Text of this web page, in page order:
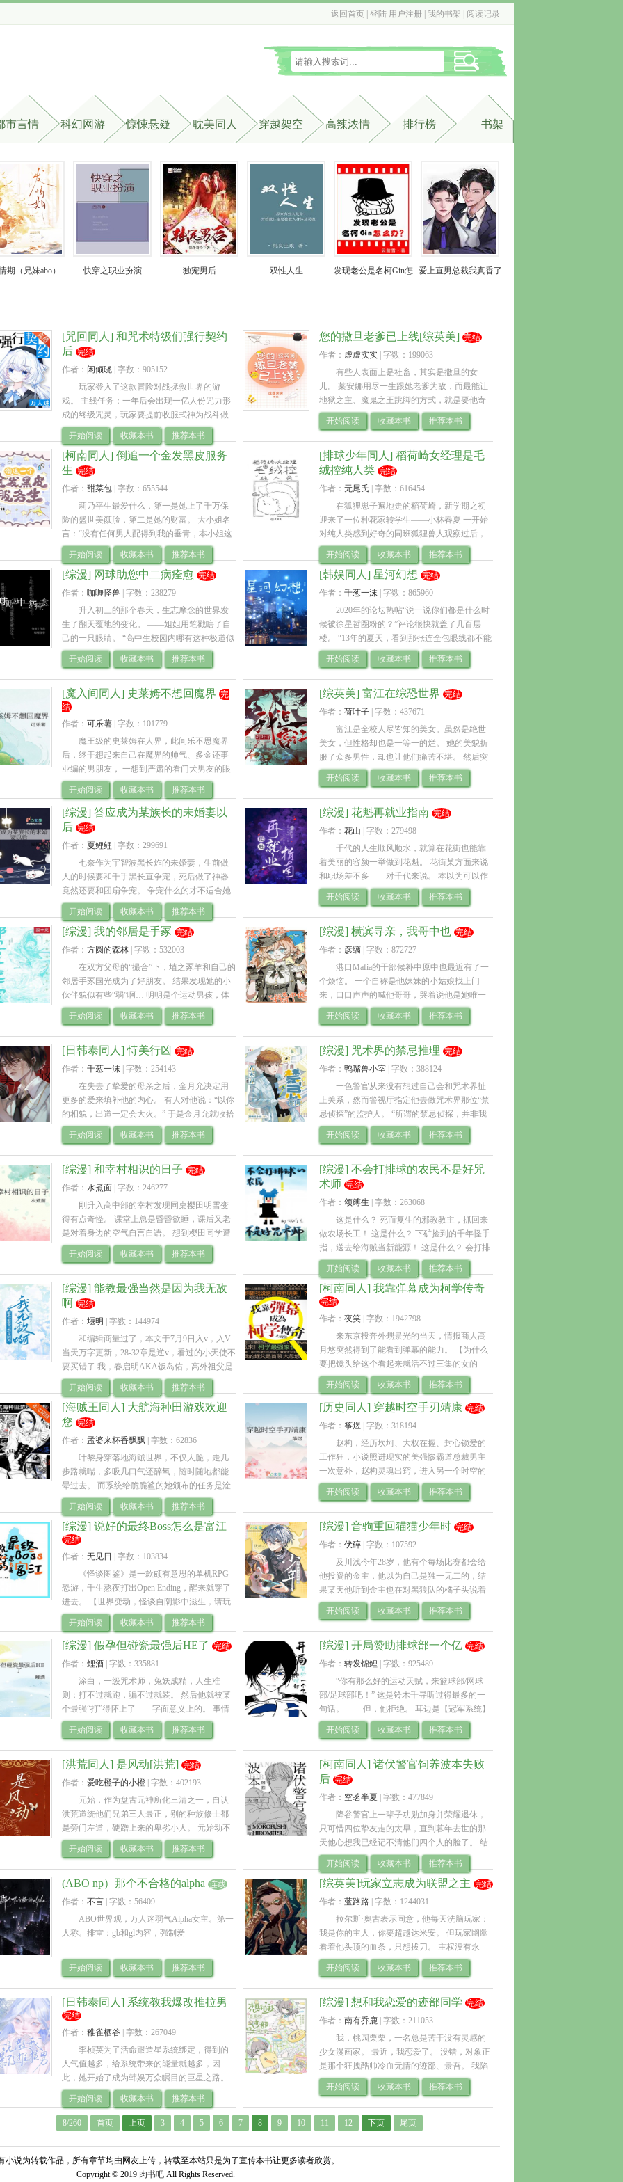
返回首页 登陆 用户注册 我的书架 阅读记录
市言情 科幻网游 惊悚悬疑 耽美同人 穿越架空 高辣浓情 排行榜 书架
期（兄妹abo） 快穿之职业扮演 独宠男后 双性人生 发现老公是名柯Gin怎 爱上直男总裁我真香了
[咒回同人] 和咒术特级们强行契约
后 完结
作者： 闲倾晓 字数：905152
玩家登入了这款冒险对战拯救世界的游
戏。 主线任务：一年后会出现一亿人份咒力形
成的终级咒灵，玩家要提前收服式神为战斗做
准备！ 当前任务：和盘星教主一起打败乙骨收
服诅咒女王！ 玩家：新手任务？应该很容易..
开始阅读 收藏本书 推荐本书
您的撒旦老爹已上线[综英美] 完结
作者： 虚虚实实 字数：199063
有些人表面上是社畜，其实是撒旦的女
儿。 莱安娜用尽一生跟她老爹为敌，而最能让
地狱之主、魔鬼之王跳脚的方式，就是要他寄
予殷切希望的恶魔女儿做个平凡无奇的普通
人。 在韦恩企业日常朝九晚五、诅咒不涨工资
黑..
开始阅读 收藏本书 推荐本书
[柯南同人] 倒追一个金发黑皮服务
生 完结
作者： 甜菜包 字数：655544
莉乃平生最爱什么，第一是她上了千万保
险的盛世美颜脸，第二是她的财富。 大小姐名
言：“没有任何男人配得到我的垂青，本小姐这
辈子都不需要男人，比我更好看更有钱的除
外。” 从天而降的金发黑皮小团子抱..
开始阅读 收藏本书 推荐本书
[排球少年同人] 稻荷崎女经理是毛
绒控纯人类 完结
作者： 无尾氏
字数：616454
在狐狸崽子遍地走的稻荷崎，新学期之初
迎来了一位种花家转学生——小林春夏 一开始
对纯人类感到好奇的同班狐狸兽人观察过后，
发现女生不仅社恐话少还不爱社交 什么嘛，原
来只是个无趣的人 等等不对，..
开始阅读 收藏本书 推荐本书
[综漫] 网球助您中二病痊愈 完结
作者： 咖喱怪兽 字数：238279
升入初三的那个春天，生志摩念的世界发
生了翻天覆地的变化。 ——姐姐用笔戳瞎了自
己的一只眼睛。 “高中生校园内哪有这种极道似
的赌博。” ——rap battle代替枪支成为新时代的
武器。 “这是对于言语即子弹..
开始阅读 收藏本书 推荐本书
[韩娱同人] 星河幻想 完结
作者： 千葱一沫 字数：865960
2020年的论坛热帖“说一说你们都是什么时
候被徐星哲圈粉的？”评论很快就盖了几百层
楼。 “13年的夏天，看到那张连全包眼线都不能
掩盖他清纯美貌的脸的时候。” “我是14年他掉
马事件发生之后，从来没想过自己的..
开始阅读 收藏本书 推荐本书
[魔入间同人] 史莱姆不想回魔界 完
结
作者： 可乐薯 字数：101779
魔王级的史莱姆在人界，此间乐不思魔界
后，终于想起来自己在魔界的帅气、多金还事
业编的男朋友， 一想到严肃的看门犬男友的眼
里容不得沙子，她就没有勇气去求原谅，于是
心虚地决定干脆回魔界去分手。 回魔界..
开始阅读 收藏本书 推荐本书
[综英美] 富江在综恐世界 完结
作者： 荷叶子 字数：437671
富江是全校人尽皆知的美女。虽然是绝世
美女，但性格却也是一等一的烂。 她的美貌折
服了众多男性，却也让他们痛苦不堪。 然后突
然有一天———— “听说了吗！那个富江好像从
楼梯上摔下去撞到头失忆了！”
——————————..
开始阅读 收藏本书 推荐本书
[综漫] 答应成为某族长的未婚妻以
后 完结
作者： 夏鲤鲤
字数：299691
七奈作为宇智波黑长炸的未婚妻，生前做
人的时候要和千手黑长直争宠，死后做了神器
竟然还要和团扇争宠。 争宠什么的才不适合她
呢！有本事来战场和她过两招！ cp团扇族长。 -
--- ---- ---- 预收《身为..
开始阅读 收藏本书 推荐本书
[综漫] 花魁再就业指南 完结
作者： 花山
字数：279498
千代的人生顺风顺水，就算在花街也能靠
着美丽的容颜一举做到花魁。 花街某方面来说
和职场差不多——对千代来说。 本以为可以作
为花魁攒够钱财，找到合适时机顺利退休，但
千代没想到…… 来了个同行恶意竞争！！！ ..
开始阅读 收藏本书 推荐本书
[综漫] 我的邻居是手冢 完结
作者： 方圆的森林 字数：532003
在双方父母的“撮合”下，埴之冢羊和自己的
邻居手冢国光成为了好朋友。 结果发现她的小
伙伴貌似有些“弱”啊… 明明是个运动男孩，体
能却跟不上她？更不能忍的是健康安全意识完
全不合格！常常不把自己的手臂当回..
开始阅读 收藏本书 推荐本书
[综漫] 横滨寻亲，我哥中也 完结
作者： 彦缡 字数：872727
港口Mafia的干部候补中原中也最近有了一
个烦恼。 一个自称是他妹妹的小姑娘找上门
来，口口声声的喊他哥哥，哭着说他是她唯一
的亲人。 中原中也看着对方和自己如出一辙的
眉眼，实在没有办法昧着良心说小姑娘找错..
开始阅读 收藏本书 推荐本书
[日韩泰同人] 恃美行凶 完结
作者： 千葱一沫 字数：254143
在失去了挚爱的母亲之后，金月允决定用
更多的爱来填补他的内心。 有人对他说：“以你
的相貌，出道一定会大火。” 于是金月允就收拾
行李，跟随那人来到了陌生的国度。 他很清楚
自己这张脸的杀伤力，也喜欢一脸..
开始阅读 收藏本书 推荐本书
[综漫] 咒术界的禁忌推理 完结
作者： 鸭嘴兽小室 字数：388124
一色警官从来没有想过自己会和咒术界扯
上关系，然而警视厅指定他去做咒术界那位“禁
忌侦探”的监护人。 “所谓的禁忌侦探，并非我
的存在是一个禁忌，而是我的侦探行为是禁
忌。”鸭乃桥说道，“如果我破获了杀人案件，..
开始阅读 收藏本书 推荐本书
[综漫] 和幸村相识的日子 完结
作者： 水煮面 字数：246277
刚升入高中部的幸村发现同桌樱田明雪变
得有点奇怪。 课堂上总是昏昏欲睡，课后又老
是对着身边的空气自言自语。 想到樱田同学遭
遇的不幸，幸村觉得他应该伸出援助之手，“樱
田同学快醒醒，老师正在看你，等会..
开始阅读 收藏本书 推荐本书
[综漫] 不会打排球的农民不是好咒
术师 完结
作者： 颂缚生
字数：263068
这是什么？ 死而复生的邪教教主，抓回来
做农场长工！ 这是什么？ 下矿捡到的千年怪手
指，送去给海贼当新能源！ 这是什么？ 会打排
球的狐狸，全都rua一遍！ 这是什么？ 两个打玄
幻网球的初中生，偷学..
开始阅读 收藏本书 推荐本书
[综漫] 能教最强当然是因为我无敌
啊 完结
作者： 堰明
字数：144974
和编辑商量过了，本文于7月9日入v，入V
当天万字更新，28-32章是逆v，看过的小天使不
要买错了 我，春启明AKA饭岛佑，高外祖父是
饭岛蜗牛（真名饭岛伶），写妖怪小说的阴阳
先生，外祖父是饭岛律，没什么好说的，只..
开始阅读 收藏本书 推荐本书
[柯南同人] 我靠弹幕成为柯学传奇
完结
作者： 夜笑 字数：1942798
来东京投奔外甥景光的当天，情报商人高
月悠突然得到了能看到弹幕的能力。 【为什么
要把镜头给这个看起来就活不过三集的女的
啊，我要看老公们的对战！】 ？ 就算是我的幻
觉，你也不能侮辱我活不过三集！ ..
开始阅读 收藏本书 推荐本书
[海贼王同人] 大航海种田游戏欢迎
您 完结
作者： 孟婆来杯香飘飘 字数：62836
叶黎身穿落地海贼世界，不仅人脆，走几
步路就喘，多吸几口气还醉氧，随时随地都能
晕过去。 而系统给脆脆鲨的她颁布的任务是淦
翻天龙人，解放世界。 叶黎：6. 再一次被路过
的海贼团扰攘着要发卖她当奴隶后..
开始阅读 收藏本书 推荐本书
[历史同人] 穿越时空手刃靖康 完结
作者： 筝煜
字数：318194
赵构，经历坎坷、大权在握、封心锁爱的
工作狂，小说照进现实的美强惨霸道总裁男主
一次意外，赵构灵魂出窍，进入另一个时空的
北宋 见到和他同名同姓被他深恶痛绝、刚刚从
金军大营回来的如今的康王、未来的宋高宗..
开始阅读 收藏本书 推荐本书
[综漫] 说好的最终Boss怎么是富江
完结
作者： 无见日
字数：103834
《怪谈图鉴》是一款颇有意思的单机RPG
恐游，千生熬夜打出Open Ending，醒来就穿了
进去。 【世界变动，怪谈自阴影中滋生，请玩
家努力通关，回收怪谈。】 千生：……？ 我，
通关超现实全息恐游？ ——没问题！看我..
开始阅读 收藏本书 推荐本书
[综漫] 音驹重回猫猫少年时 完结
作者： 伏碎 字数：107592
及川浅今年28岁，他有个每场比赛都会给
他投资的金主，他以为自己是独一无二的，结
果某天他听到金主也在对黑狼队的橘子头说着
同样的话。 “翔阳，如果哪一天你的比赛不精彩
了，我就撤资。” 从那天起，及川浅就..
开始阅读 收藏本书 推荐本书
[综漫] 假孕但碰瓷最强后HE了 完结
作者： 鲤酒 字数：335881
涂白，一级咒术师，兔妖成精，人生准
则：打不过就跑，骗不过就装。 然后他就被某
个最强“打”得怀上了——字面意义上的。 事情
要从那只手顺着脊背摸下去说起。妖力暴走，
验孕棒两道杠，腹部妖力凝聚成团。 涂白..
开始阅读 收藏本书 推荐本书
[综漫] 开局赞助排球部一个亿 完结
作者： 转发锦鲤
字数：925489
“你有那么好的运动天赋，来篮球部/网球
部/足球部吧！” 这是铃木千寻听过得最多的一
句话。 ——但，他拒绝。 耳边是【冠军系统】
喋喋不休的劝说，铃木千寻坚信土豪的人生不
需要多余的苦难与折磨。 直到那道..
开始阅读 收藏本书 推荐本书
[洪荒同人] 是风动[洪荒] 完结
作者： 爱吃橙子的小橙 字数：402193
元始，作为盘古元神所化三清之一，自认
洪荒道统他们兄弟三人最正，别的种族修士都
是旁门左道，硬蹭上来的卑劣小人。 元始动不
动就斥责他人：被毛戴角，湿生卵化之辈，不
与之为伍。 好巧这四点太初占齐了。 太初..
开始阅读 收藏本书 推荐本书
[柯南同人] 诸伏警官饲养波本失败
后 完结
作者： 空茗半夏
字数：477849
降谷警官上一辈子功勋加身并荣耀退休，
只可惜四位挚友走的太早，直到暮年去世的那
天他心想我已经记不清他们四个人的脸了。 结
果眼睛一闭一睁，他重生了。 他的四位挚友还
在，更重要的是幼驯染hiro这辈子没有..
开始阅读 收藏本书 推荐本书
(ABO np）那个不合格的alpha 连载
作者： 不言 字数：56409
ABO世界观，万人迷弱气Alpha女主。第一
人称。排雷：gb和gl内容，强制爱
开始阅读 收藏本书 推荐本书
[综英美]玩家立志成为联盟之主 完结
作者： 蓝路路 字数：1244031
拉尔斯·奥古表示同意，他每天洗脑玩家：
我是你的主人，你要超越达米安。 但玩家幽幽
看着他头顶的血条，只想拔刀。 主权没有永
恒，我的主人，我看你的宝座真是风韵犹存
啊。 拉尔斯：击败达米安是挑战我的前置任..
开始阅读 收藏本书 推荐本书
[日韩泰同人] 系统教我爆改推拉男
完结
作者： 稚雀栖谷 字数：267049
李桢英为了活命跟造星系统绑定，得到的
人气值越多，给系统带来的能量就越多，因
此，她开始了成为韩娱万众瞩目的巨星之路。
起初她刚成练习生，被关在器材室，跟系统斗
嘴打发时间。 没想到权至龙突然从天而降..
开始阅读 收藏本书 推荐本书
[综漫] 想和我恋爱的迹部同学 完结
作者： 南有乔鹿 字数：211053
我，桃园栗栗，一名总是苦于没有灵感的
少女漫画家。 最近，我恋爱了。 没错，对象正
是那个狂拽酷帅冷血无情的迹部、景吾。 我陷
入沉思：如果现在告诉他，我原本没想和他交
往的话，会被他沉进东京湾吗？ ..
开始阅读 收藏本书 推荐本书
8/260 首页 上页 3 4 5 6 7 8 9 10 11 12 下页 尾页
小说为转载作品，所有章节均由网友上传，转载至本站只是为了宣传本书让更多读者欣赏。
Copyright © 2019 肉书吧 All Rights Reserved.